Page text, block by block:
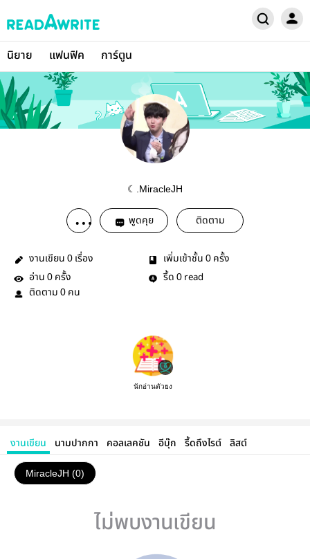
นิยาย แฟนฟิค การ์ตูน
☾.MiracleJH
พูดคุย ติดตาม
งานเขียน 0 เรื่อง เพิ่มเข้าชั้น 0 ครั้ง
อ่าน 0 ครั้ง รี้ด 0 read
ติดตาม 0 คน
นักอ่านตัวยง
งานเขียน นามปากกา คอลเลคชัน อีบุ๊ก รี้ดถึงไรต์ ลิสต์
MiracleJH (0)
ไม่พบงานเขียน